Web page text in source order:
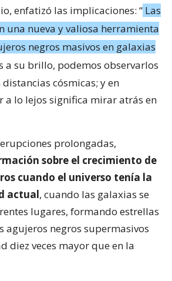
enfatizó las implicaciones: “ Las
una nueva y valiosa herramienta
negros masivos en galaxias
a su brillo, podemos observarlos
cósmicas; y en
a lo lejos significa mirar atrás en
prolongadas,
sobre el crecimiento de
cuando el universo tenía la
actual, cuando las galaxias se
lugares, formando estrellas
agujeros negros supermasivos
diez veces mayor que en la